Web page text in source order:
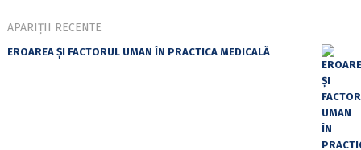
APARIȚII RECENTE
EROAREA ȘI FACTORUL UMAN ÎN PRACTICA MEDICALĂ